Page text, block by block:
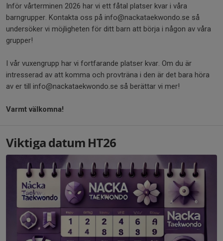
Inför vårterminen 2026 har vi ett fåtal platser kvar i våra
barngrupper. Kontakta oss på info@nackataekwondo.se så
undersöker vi möjligheten för ditt barn att börja i någon av våra
grupper!
I vår vuxengrupp har vi fortfarande platser kvar. Om du är
intresserad av att komma och provträna i den är det bara höra
av er till info@nackataekwondo.se så berättar vi mer!
Varmt välkomna!
Viktiga datum HT26